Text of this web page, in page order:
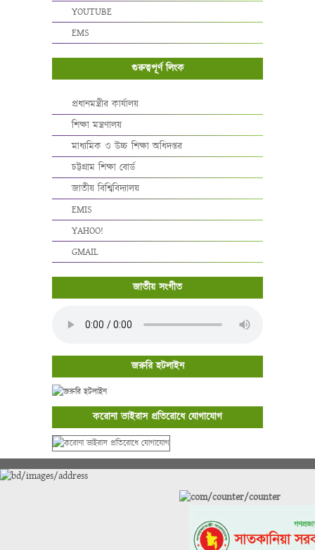
YOUTUBE
EMS
গুরুত্বপূর্ণ লিংক
প্রধানমন্ত্রীর কার্যালয়
শিক্ষা মন্ত্রণালয়
মাধ্যমিক ও উচ্চ শিক্ষা অধিদপ্তর
চট্টগ্রাম শিক্ষা বোর্ড
জাতীয় বিশ্বিবিদ্যালয়
EMIS
YAHOO!
GMAIL
জাতীয় সংগীত
জরুরি হটলাইন
করোনা ভাইরাস প্রতিরোধে যোগাযোগ